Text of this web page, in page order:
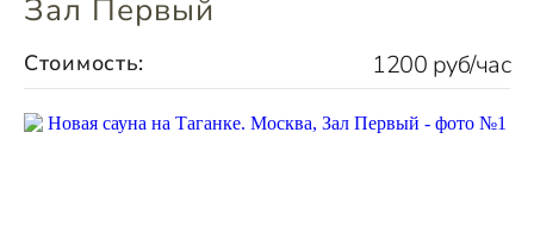
Зал Первый
Стоимость: 1200 руб/час